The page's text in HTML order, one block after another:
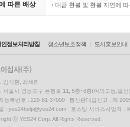
따른 배상 대금 환불 및 환불 지연에
정보처리방침 청소년보호정책 도서홍보안내
김석환, 최세라
서울시 영등포구 은행로 11, 5층~6층(여의도동,일신
등록번호 : 229-81-37000 통신판매업신고 : 제
: yes24help@yes24.com 호스팅 서비스사업자 :
ⓒ YES24 Corp. All Rights Reserved.